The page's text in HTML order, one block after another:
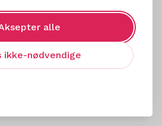
alle
ikke-nødvendige